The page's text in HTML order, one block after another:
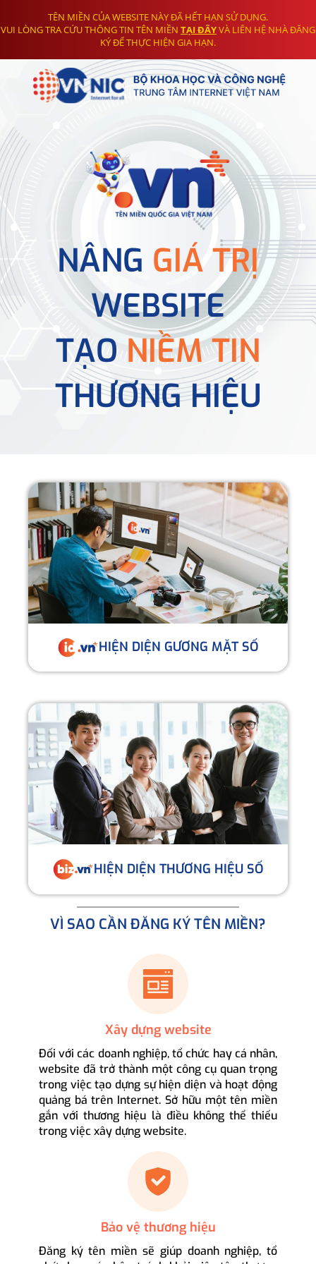
TÊN MIỀN CỦA WEBSITE NÀY ĐÃ HẾT HẠN SỬ DỤNG.
VUI LÒNG TRA CỨU THÔNG TIN TÊN MIỀN TẠI ĐÂYVÀ LIÊN HỆ NHÀ ĐĂNG
KÝ ĐỂ THỰC HIỆN GIA HẠN.
NÂNG GIÁ TRỊ
WEBSITE
TẠONIỀM TIN
THƯƠNG HIỆU
HIỆN DIỆN GƯƠNG MẶT SỐ
HIỆN DIỆN THƯƠNG HIỆU SỐ
VÌ SAO CẦN ĐĂNG KÝ TÊN MIỀN?
Xây dựng website
Đối với các doanh nghiệp, tổ chức hay cá nhân,
website đã trở thành một công cụ quan trọng
trong việc tạo dựng sự hiện diện và hoạt động
quảng bá trên Internet. Sở hữu một tên miền
gắn với thương hiệu là điều không thể thiếu
trong việc xây dựng website.
Bảo vệ thương hiệu
Đăng ký tên miền sẽ giúp doanh nghiệp, tổ